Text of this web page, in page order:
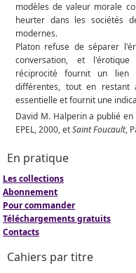
modèles de valeur morale
heurter dans les sociétés
modernes.
Platon refuse de séparer
conversation, et
réciprocité fournit un lien
différentes, tout en restant
essentielle et fournit une
David M. Halperin a publié en
EPEL, 2000, etSaint Foucault,
En pratique
Les collections
Abonnement
Pour commander
Téléchargements gratuits
Contacts
Cahiers par titre